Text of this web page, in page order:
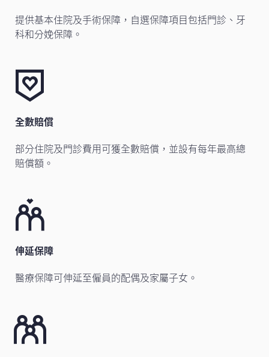
提供基本住院及手術保障，自選保障項目包括門診、牙
科和分娩保障。
全數賠償
部分住院及門診費用可獲全數賠償，並設有每年最高總
賠償額。
伸延保障
醫療保障可伸延至僱員的配偶及家屬子女。